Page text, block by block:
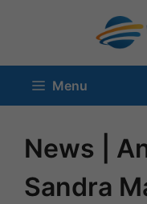
contenuto
Menu
News |
Sandra